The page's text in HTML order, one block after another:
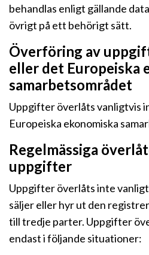
behandlas enligt gällande
övrigt på ett behörigt sätt.
Överföring av
eller det Europeiska
samarbetsområdet
Uppgifter överlåts vanligtvis
Europeiska ekonomiska
Regelmässiga
uppgifter
Uppgifter överlåts inte
säljer eller hyr ut den
till tredje parter. Uppgifter
endast i följande situationer: